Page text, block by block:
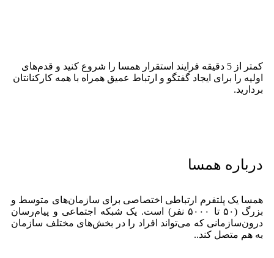
کمتر از 5 دقیقه فرایند استقرار همسا را شروع کنید و قدم‌های
اولیه را برای ایجاد گفتگو و ارتباط عمیق همراه با همه کارکنانتان
بردارید.
درباره همسا
همسا یک پلتفرم ارتباطی اختصاصی برای سازمان‌های متوسط و
بزرگ (۵۰ تا ۵۰۰۰ نفر) است. یک شبکه اجتماعی و پیام‌رسان
درون‌سازمانی که می‌تواند افراد را در بخش‌های مختلف سازمان
به هم متصل کند..